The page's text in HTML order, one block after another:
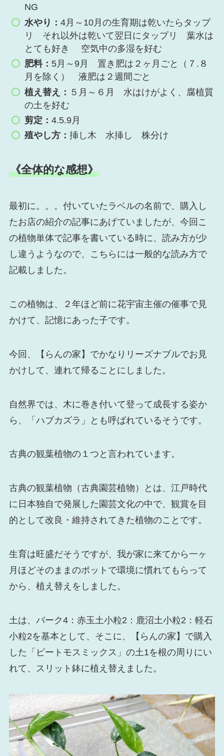
NG
水やり：4月～10月の生育期は乾いたらタップ
リ それ以外は乾いて翌日にタップリ 葉水は
とても好き 空気中の多湿を好む
肥料： 5月～9月 置き肥は２ヶ月ごと（７.８
月を除く） 液肥は２週間ごと
植え替え： ５月～６月 水はけがよく、腐植質
の土を好む
剪定：4.5.9月
殖やし方：挿し木 水挿し 株分け
《全体的な感想》
最初に。。。付いていたラベルの名前で、購入し
たお店の紹介の記事にあげていましたが、今回こ
の植物単体で記事を書いている時に、読み方が少
し違うようなので、こちらには一般的な読み方で
記載しました。
この植物は、２年ほど前に花宇宙主催の催事で見
かけて、記憶にあった子です。
今回、【らんの家】でかなりリーズナブルでお見
かけして、連れて帰ることにしました。
自然界では、木に巻き付いて登って成長する姿か
ら、「ハブカズラ」とも呼ばれているそうです。
古典の観葉植物の１つと言われています。
古典の観葉植物（古典園芸植物）とは、江戸時代
に日本独自で発展した園芸文化の中で、観賞を目
的として改良・維持されてきた植物のことです。
生育は旺盛だそうですが、我が家に来てから一ヶ
月ほどそのままのポットで環境に慣れてもらって
から、植え替えをしました。
土は、バーク4：赤玉土小粒2：鹿沼土小粒2：軽石
小粒2を基本として、そこに、【らんの家】で購入
した「ピートモスミックス」の土1を根の周りにい
れて、スリット鉢に植え替えました。